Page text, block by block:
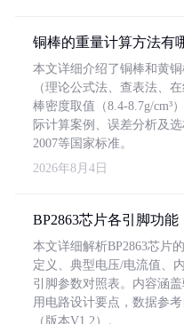
铜棒的重量计算方法有
本文详细介绍了铜棒和黄
（理论公式法、查表法、
棒密度取值（8.4-8.7g/cm³
际计算案例、误差分析及
2007等国家标准。
2026年8月4日
BP2863芯片各引脚功能
本文详细解析BP2863芯片
定义、典型电压/电流值、
引脚参数对照表。内容涵
用电路设计要点，数据参
（版本V1.2）。